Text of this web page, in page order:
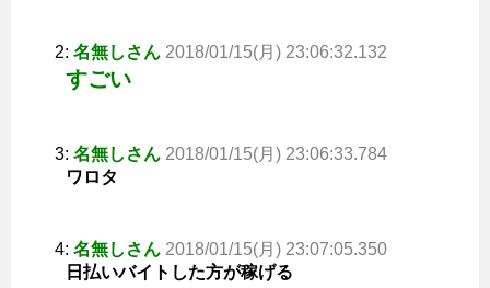
2: 名無しさん 2018/01/15(月) 23:06:32.132
すごい
3: 名無しさん 2018/01/15(月) 23:06:33.784
ワロタ
4: 名無しさん 2018/01/15(月) 23:07:05.350
日払いバイトした方が稼げる